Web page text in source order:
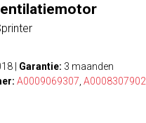
Garantie: 3 maanden
A0009069307 A0008307902